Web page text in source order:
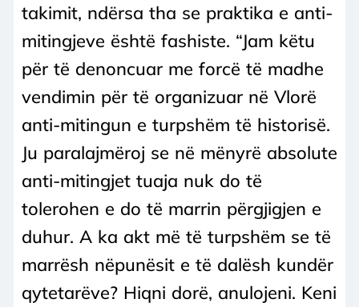
takimit, ndërsa tha se praktika e anti-
mitingjeve është fashiste. “Jam këtu
për të denoncuar me forcë të madhe
vendimin për të organizuar në Vlorë
anti-mitingun e turpshëm të historisë.
Ju paralajmëroj se në mënyrë absolute
anti-mitingjet tuaja nuk do të
tolerohen e do të marrin përgjigjen e
duhur. A ka akt më të turpshëm se të
marrësh nëpunësit e të dalësh kundër
qytetarëve? Hiqni dorë, anulojeni. Keni